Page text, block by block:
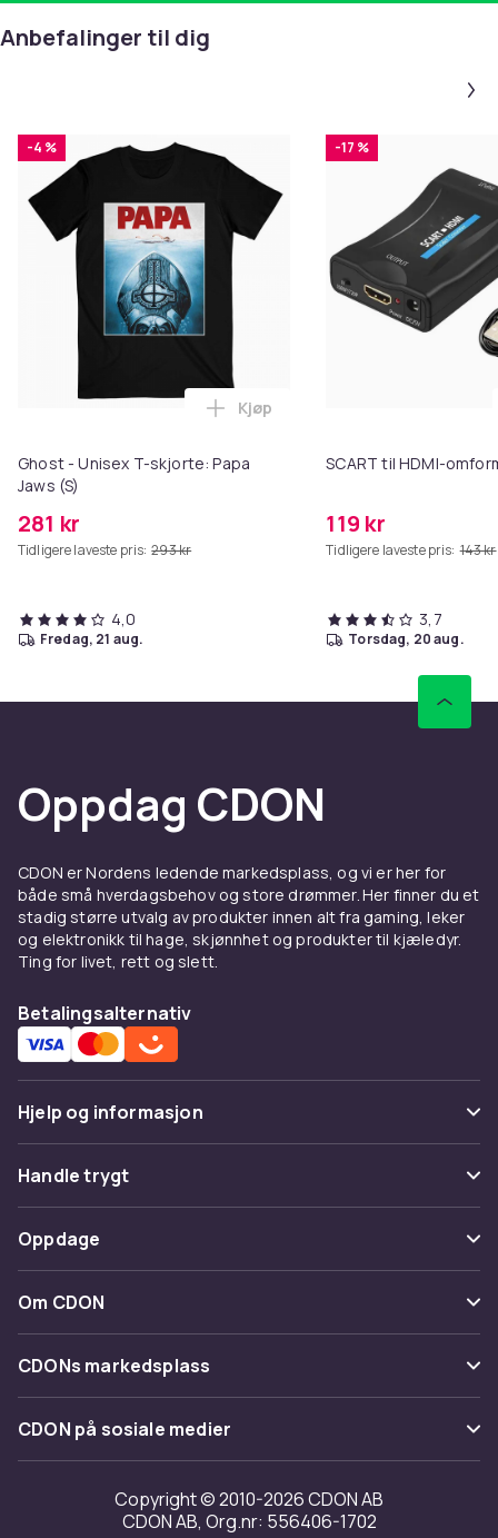
Anbefalinger til dig
-4 %
Ghost - Unisex T-skjorte: Papa
Jaws (S)
281 kr
Tidligere laveste pris: 293 kr
Legg Ghost - Unisex T-skjorte:
Kjøp
4,0
fredag, 21 aug.
-17 %
SCART til HDMI-
119 kr
Tidligere laveste pris: 143 kr
3,7
torsdag, 20 aug.
Oppdag CDON
CDON er Nordens ledende markedsplass, og vi er her for
både små hverdagsbehov og store drømmer. Her finner du et
stadig større utvalg av produkter innen alt fra gaming, leker
og elektronikk til hage, skjønnhet og produkter til kjæledyr.
Ting for livet, rett og slett.
Betalingsalternativ
Hjelp og informasjon
Vanlige spørsmål
Spor pakke
Angre & returner her
Kontakt oss
Handle trygt
Betaling
Levering
Tilbakekallinger
Oppdage
Kategorier
Varemerker
Om CDON
Om oss
Kundeanmeldelser
Jobbe på CDON
Investor relations
CDONs markedsplass
Merchant Help Center
CDON på sosiale medier
Copyright © 2010-2026 CDON AB
CDON AB, Org.nr: 556406-1702